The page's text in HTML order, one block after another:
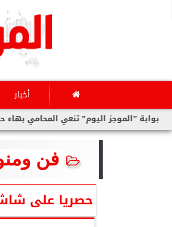
أخبار
”الموجز اليوم” تنعي المحامي بهاء حسن
فن
حصريا على